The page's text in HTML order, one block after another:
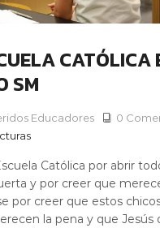
CATÓLICA
SM
Educadores
0
Católica por abrir
y por creer que
por creer que estos
la pena y que Jesús